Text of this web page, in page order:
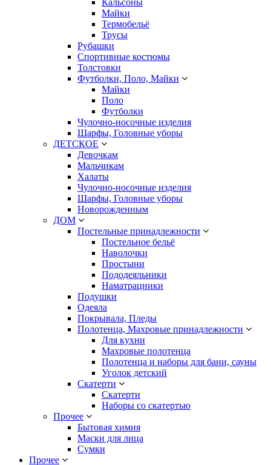
Кальсоны
Майки
Термобельё
Трусы
Рубашки
Спортивные костюмы
Толстовки
Футболки, Поло, Майки
Майки
Поло
Футболки
Чулочно-носочные изделия
Шарфы, Головные уборы
ДЕТСКОЕ
Девочкам
Мальчикам
Халаты
Чулочно-носочные изделия
Шарфы, Головные уборы
Новорожденным
ДОМ
Постельные принадлежности
Постельное бельё
Наволочки
Простыни
Пододеяльники
Наматрацники
Подушки
Одеяла
Покрывала, Пледы
Полотенца, Махровые принадлежности
Для кухни
Махровые полотенца
Полотенца и наборы для бани, сауны
Уголок детский
Скатерти
Скатерти
Наборы со скатертью
Прочее
Бытовая химия
Маски для лица
Сумки
Прочее